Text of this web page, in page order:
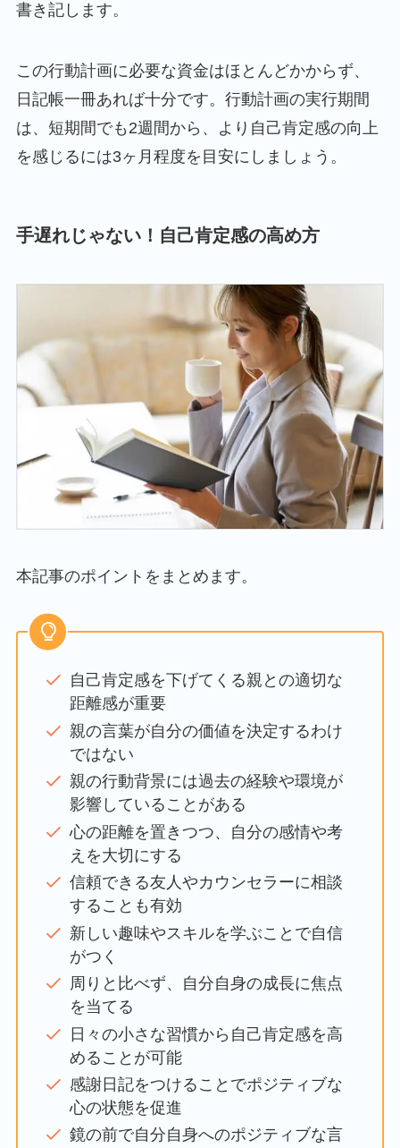
書き記します。
この行動計画に必要な資金はほとんどかからず、
日記帳一冊あれば十分です。行動計画の実行期間
は、短期間でも2週間から、より自己肯定感の向上
を感じるには3ヶ月程度を目安にしましょう。
手遅れじゃない！自己肯定感の高め方
本記事のポイントをまとめます。
自己肯定感を下げてくる親との適切な
距離感が重要
親の言葉が自分の価値を決定するわけ
ではない
親の行動背景には過去の経験や環境が
影響していることがある
心の距離を置きつつ、自分の感情や考
えを大切にする
信頼できる友人やカウンセラーに相談
することも有効
新しい趣味やスキルを学ぶことで自信
がつく
周りと比べず、自分自身の成長に焦点
を当てる
日々の小さな習慣から自己肯定感を高
めることが可能
感謝日記をつけることでポジティブな
心の状態を促進
鏡の前で自分自身へのポジティブな言